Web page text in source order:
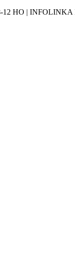
HO | INFOLINKA